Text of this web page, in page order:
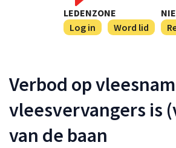
LEDENZONE
Log in
Word lid
Verbod op
vleesvervangers is
van de baan